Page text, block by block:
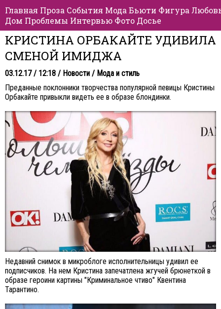
Главная Проза События Мода Бьюти Фигура
Дом Проблемы Интервью Фото Досье
КРИСТИНА ОРБАКАЙТЕ УДИВИЛА
СМЕНОЙ ИМИДЖА
03.12.17 / 12:18 / Новости / Мода и стиль
Преданные поклонники творчества популярной певицы Кристины
Орбакайте привыкли видеть ее в образе блондинки.
Недавний снимок в микроблоге исполнительницы удивил ее
подписчиков. На нем Кристина запечатлена жгучей брюнеткой в
образе героини картины "Криминальное чтиво" Квентина
Тарантино.